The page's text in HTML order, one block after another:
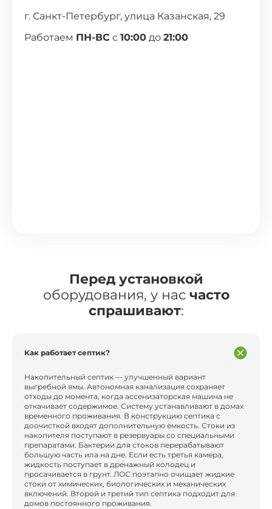
г. Санкт-Петербург, улица Казанская, 29
Работаем ПН-ВС с 10:00 до 21:00
Перед установкой
оборудования, у нас часто
спрашивают:
Как работает септик?
Накопительный септик — улучшенный вариант
выгребной ямы. Автономная канализация сохраняет
отходы до момента, когда ассенизаторская машина не
откачивает содержимое. Систему устанавливают в домах
временного проживания. В конструкцию септика с
доочисткой входят дополнительную емкость. Стоки из
накопителя поступают в резервуары со специальными
препаратами. Бактерии для стоков перерабатывают
большую часть ила на дне. Если есть третья камера,
жидкость поступает в дренажный колодец и
просачивается в грунт. ЛОС поэтапно очищает жидкие
стоки от химических, биологических и механических
включений. Второй и третий тип септика подходит для
домов постоянного проживания.